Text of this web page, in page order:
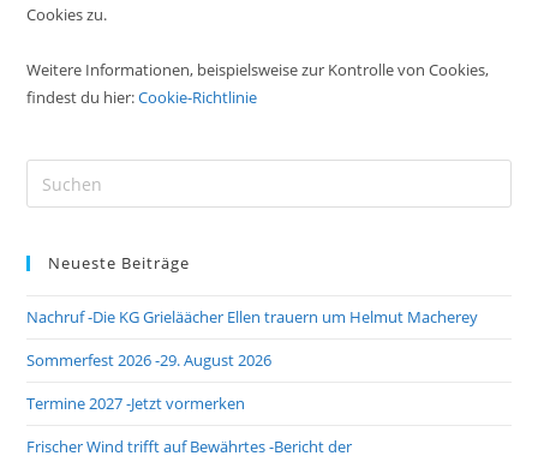
Cookies zu.
Weitere Informationen, beispielsweise zur Kontrolle von Cookies,
findest du hier:Cookie-Richtlinie
Neueste Beiträge
Nachruf -Die KG Grieläächer Ellen trauern um Helmut Macherey
Sommerfest 2026 -29. August 2026
Termine 2027 -Jetzt vormerken
Frischer Wind trifft auf Bewährtes -Bericht der